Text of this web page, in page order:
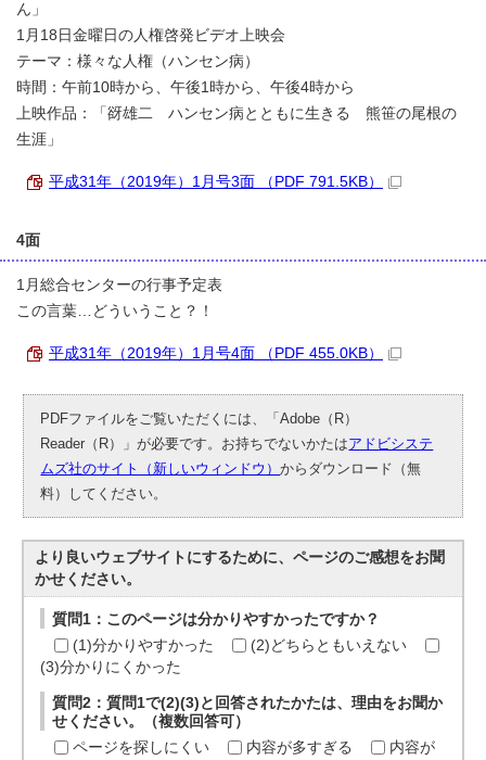
ん」
1月18日金曜日の人権啓発ビデオ上映会
テーマ：様々な人権（ハンセン病）
時間：午前10時から、午後1時から、午後4時から
上映作品：「谺雄二 ハンセン病とともに生きる 熊笹の尾根の
生涯」
平成31年（2019年）1月号3面 （PDF 791.5KB）
4面
1月総合センターの行事予定表
この言葉…どういうこと？！
平成31年（2019年）1月号4面 （PDF 455.0KB）
PDFファイルをご覧いただくには、「Adobe（R）
Reader（R）」が必要です。お持ちでないかたはアドビシステ
ムズ社のサイト（新しいウィンドウ）からダウンロード（無
料）してください。
より良いウェブサイトにするために、ページのご感想をお聞
かせください。
質問1：このページは分かりやすかったですか？
(1)分かりやすかった
(2)どちらともいえない
(3)分かりにくかった
質問2：質問1で(2)(3)と回答されたかたは、理由をお聞か
せください。（複数回答可）
ページを探しにくい
内容が多すぎる
内容が